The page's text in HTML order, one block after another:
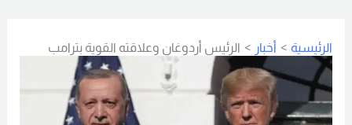
الرئيسية أخبار الرئيس أردوغان وعلاقته القوية بترامب